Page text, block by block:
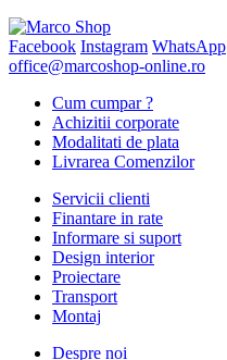
Facebook Instagram WhatsApp
office@marcoshop-online.ro
Cum cumpar ?
Achizitii corporate
Modalitati de plata
Livrarea Comenzilor
Servicii clienti
Finantare in rate
Informare si suport
Design interior
Proiectare
Transport
Montaj
Despre noi